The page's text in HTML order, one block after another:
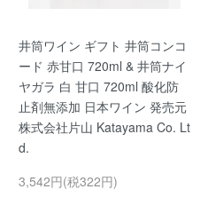
井筒ワイン ギフト 井筒コンコ
ード 赤甘口 720ml & 井筒ナイ
ヤガラ 白 甘口 720ml 酸化防
止剤無添加 日本ワイン 発売元
株式会社片山 Katayama Co. Lt
d.
3,542円(税322円)